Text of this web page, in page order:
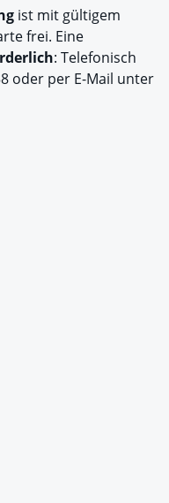
ist mit gültigem
frei. Eine
: Telefonisch
oder per E-Mail unter